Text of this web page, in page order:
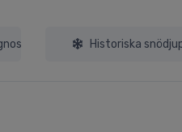
Historiska